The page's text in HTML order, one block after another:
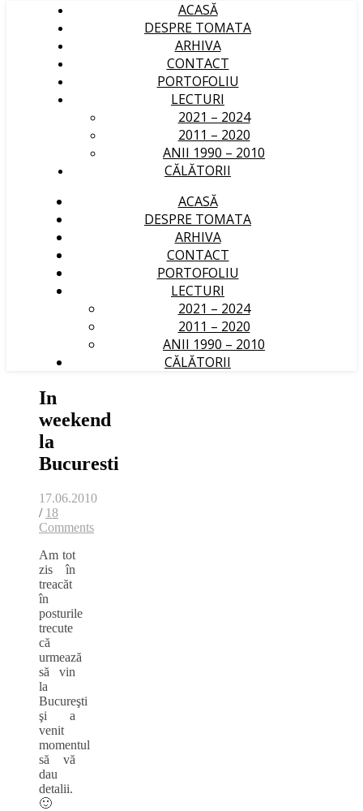
ACASĂ
DESPRE TOMATA
ARHIVA
CONTACT
PORTOFOLIU
LECTURI
2021 – 2024
2011 – 2020
ANII 1990 – 2010
CĂLĂTORII
ACASĂ
DESPRE TOMATA
ARHIVA
CONTACT
PORTOFOLIU
LECTURI
2021 – 2024
2011 – 2020
ANII 1990 – 2010
CĂLĂTORII
In
weekend
la
Bucuresti
17.06.2010
/ 18
Comments
Am tot
zis în
treacăt
în
posturile
trecute
că
urmează
să vin
la
Bucureşti
şi a
venit
momentul
să vă
dau
detalii.
🙂